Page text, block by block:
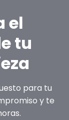
el
tu
para tu
y te